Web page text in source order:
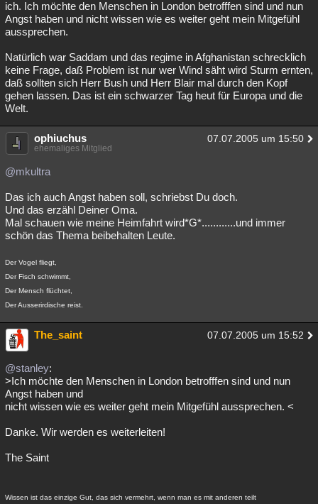
ich. Ich möchte den Menschen in London betrofffen sind und nun
Angst haben und nicht wissen wie es weiter geht mein Mitgefühl
aussprechen.
Natürlich war Saddam und das regime in Afghanistan schrecklich
keine Frage, daß Problem ist nur wer Wind säht wird Sturm ernten,
daß sollten sich Herr Bush und Herr Blair mal durch den Kopf
gehen lassen. Das ist ein schwarzer Tag heut für Europa und die
Welt.
ophiuchus 07.07.2005 um 15:50
ehemaliges Mitglied
@mkultra
Das ich auch Angst haben soll, schriebst Du doch.
Und das erzähl Deiner Oma.
Mal schauen wie meine Heimfahrt wird*G*............und immer
schön das Thema beibehalten Leute.
Der Vogel fliegt,
Der Fisch schwimmt,
Der Mensch flüchtet,
Der Ausserirdische reist.
The_saint 07.07.2005 um 15:52
@stanley:
>Ich möchte den Menschen in London betrofffen sind und nun
Angst haben und
nicht wissen wie es weiter geht mein Mitgefühl aussprechen. <
Danke. Wir werden es weiterleiten!
The Saint
Wissen ist das einzige Gut, das sich vermehrt, wenn man es mit anderen teilt